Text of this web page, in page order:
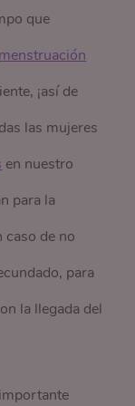
que
menstruación
¡así de
las mujeres
en nuestro
para la
caso de no
para
la llegada del